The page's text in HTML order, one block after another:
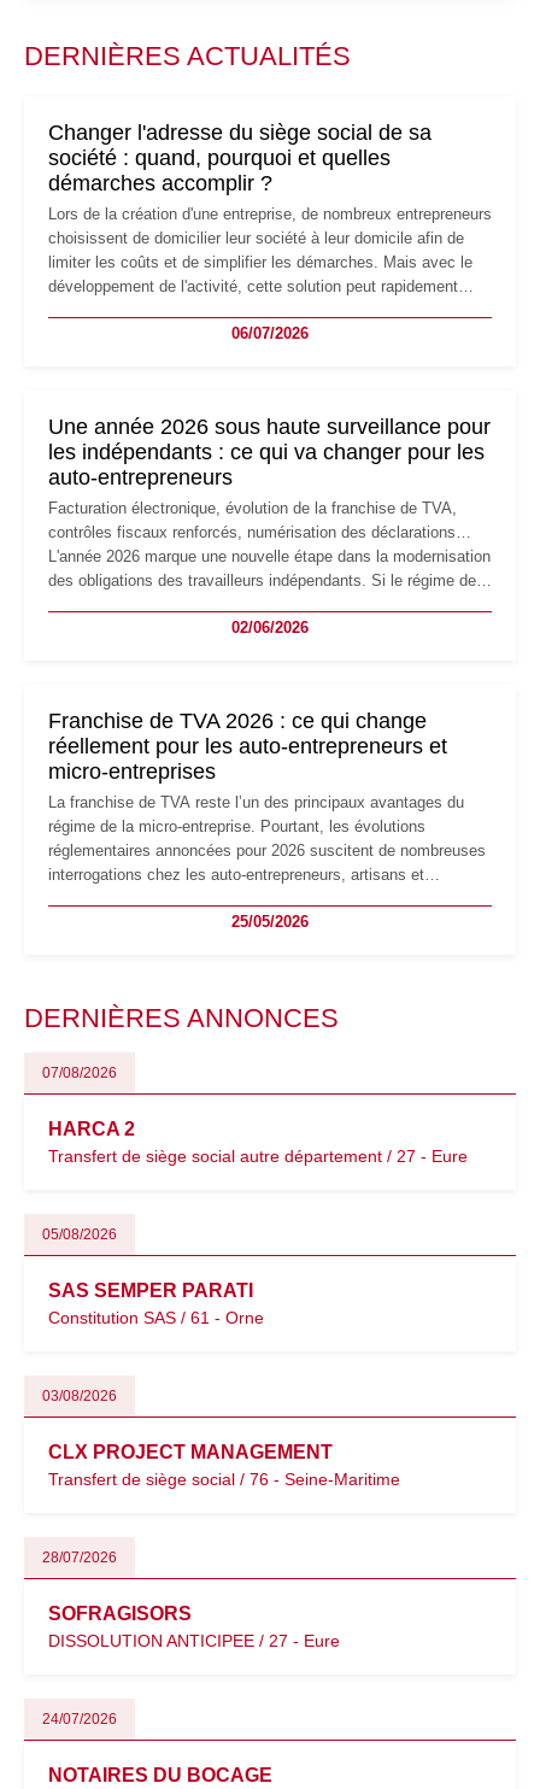
DERNIÈRES ACTUALITÉS
Changer l'adresse du siège social de sa
société : quand, pourquoi et quelles
démarches accomplir ?
Lors de la création d'une entreprise, de nombreux entrepreneurs
choisissent de domicilier leur société à leur domicile afin de
limiter les coûts et de simplifier les démarches. Mais avec le
développement de l'activité, cette solution peut rapidement
professionnels, recrutement, image de marque… Le
06/07/2026
Une année 2026 sous haute surveillance pour
les indépendants : ce qui va changer pour les
auto-entrepreneurs
Facturation électronique, évolution de la franchise de TVA,
contrôles fiscaux renforcés, numérisation des déclarations…
L'année 2026 marque une nouvelle étape dans la modernisation
des obligations des travailleurs indépendants. Si le régime de
les auto-entrepreneurs devront s'adapter à un environnement
02/06/2026
Franchise de TVA 2026 : ce qui change
réellement pour les auto-entrepreneurs et
micro-entreprises
La franchise de TVA reste l’un des principaux avantages du
régime de la micro-entreprise. Pourtant, les évolutions
réglementaires annoncées pour 2026 suscitent de nombreuses
interrogations chez les auto-entrepreneurs, artisans et
facturation ou risque de bascule vers la TVA : les règles
25/05/2026
DERNIÈRES ANNONCES
07/08/2026
HARCA 2
Transfert de siège social autre département / 27 - Eure
05/08/2026
SAS SEMPER PARATI
Constitution SAS / 61 - Orne
03/08/2026
CLX PROJECT MANAGEMENT
Transfert de siège social / 76 - Seine-Maritime
28/07/2026
SOFRAGISORS
DISSOLUTION ANTICIPEE / 27 - Eure
24/07/2026
NOTAIRES DU BOCAGE